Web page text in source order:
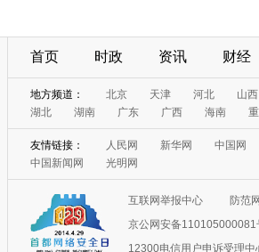
首页 时政 资讯 财经
地方频道： 北京 天津 河北
山西
湖北
湖南 广东 广西 海南
友情链接： 人民网 新华网
中国网
中国新闻网
光明网
互联网举报中心
防范
京公网安备110105000081
12300电信用户申诉受理中